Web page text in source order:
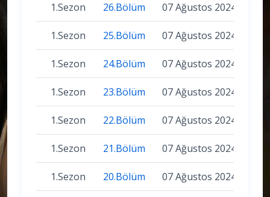
1.Sezon 26.Bölüm 07 Ağustos 2024
1.Sezon 25.Bölüm 07 Ağustos 2024
1.Sezon 24.Bölüm 07 Ağustos 2024
1.Sezon 23.Bölüm 07 Ağustos 2024
1.Sezon 22.Bölüm 07 Ağustos 2024
1.Sezon 21.Bölüm 07 Ağustos 2024
1.Sezon 20.Bölüm 07 Ağustos 2024